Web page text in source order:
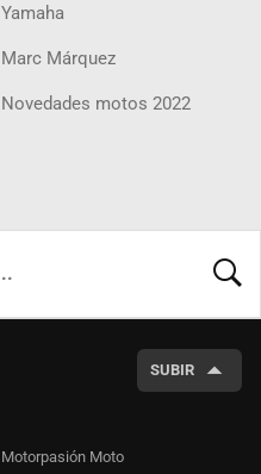
Yamaha
Marc Márquez
Novedades motos 2022
SUBIR
Motorpasión Moto